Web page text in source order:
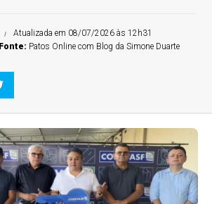
Atualizada em 08/07/2026 às 12h31
Fonte: Patos Online com Blog da Simone Duarte